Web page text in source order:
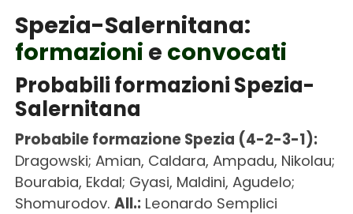
Spezia-Salernitana:
formazioni e convocati
Probabili formazioni Spezia-
Salernitana
Probabile formazione Spezia (4-2-3-1):
Dragowski; Amian, Caldara, Ampadu, Nikolau;
Bourabia, Ekdal; Gyasi, Maldini, Agudelo;
Shomurodov. All.:Leonardo Semplici